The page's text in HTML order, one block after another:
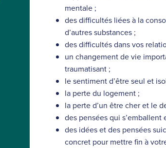
mentale ;
des difficultés liées à la
d’autres substances ;
des difficultés dans vos
un changement de vie
traumatisant ;
le sentiment d’être seul et
la perte du logement ;
la perte d’un être cher et le
des pensées qui s’emballent
des idées et des pensées
concret pour mettre fin à